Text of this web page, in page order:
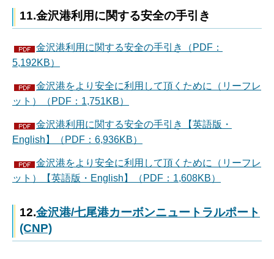
11.金沢港利用に関する安全の手引き
金沢港利用に関する安全の手引き（PDF：
5,192KB）
金沢港をより安全に利用して頂くために（リーフレ
ット）（PDF：1,751KB）
金沢港利用に関する安全の手引き【英語版・
English】（PDF：6,936KB）
金沢港をより安全に利用して頂くために（リーフレ
ット）【英語版・English】（PDF：1,608KB）
12.金沢港/七尾港カーボンニュートラルポート
(CNP)